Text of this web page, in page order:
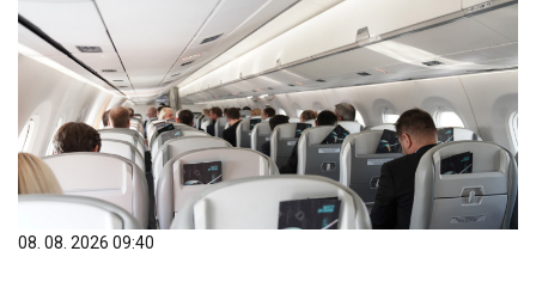
08. 08. 2026 09:40